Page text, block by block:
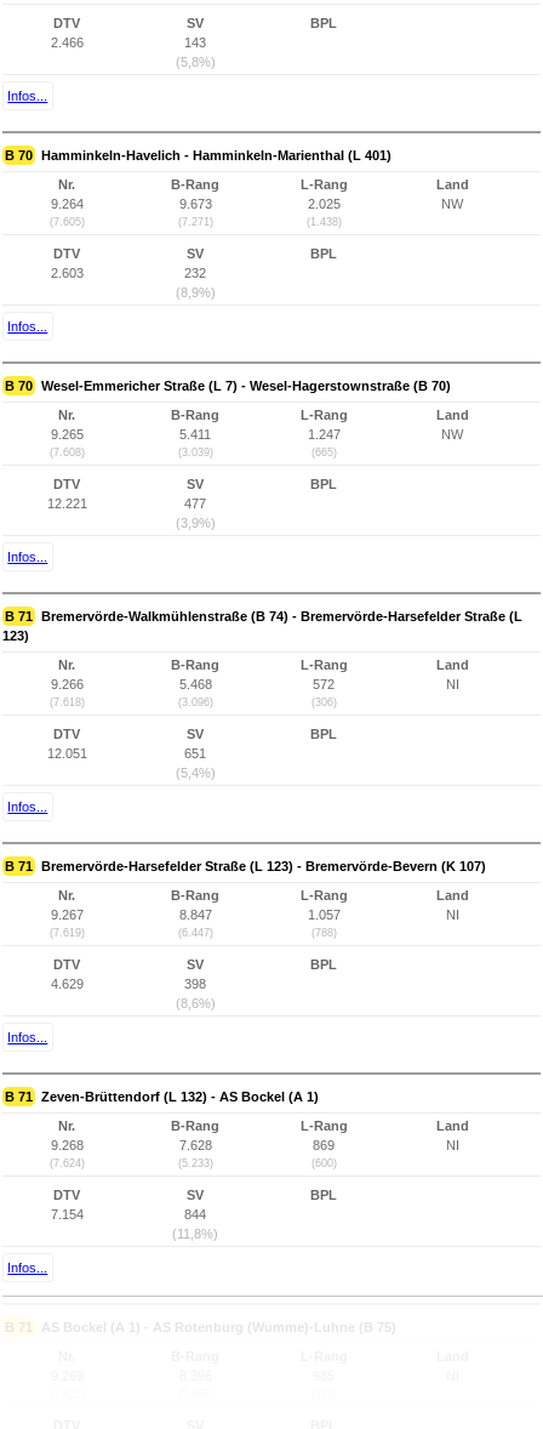
DTV
2.466
SV
143
(5,8%)
BPL
Infos...
B 70 Hamminkeln-Havelich - Hamminkeln-Marienthal (L 401)
Nr.
9.264
(7.605)
B-Rang
9.673
(7.271)
L-Rang
2.025
(1.438)
Land
NW
DTV
2.603
SV
232
(8,9%)
BPL
Infos...
B 70 Wesel-Emmericher Straße (L 7) - Wesel-Hagerstownstraße (B 70)
Nr.
9.265
(7.608)
B-Rang
5.411
(3.039)
L-Rang
1.247
(665)
Land
NW
DTV
12.221
SV
477
(3,9%)
BPL
Infos...
B 71 Bremervörde-Walkmühlenstraße (B 74) - Bremervörde-Harsefelder Straße (L
123)
Nr.
9.266
(7.618)
B-Rang
5.468
(3.096)
L-Rang
572
(306)
Land
NI
DTV
12.051
SV
651
(5,4%)
BPL
Infos...
B 71 Bremervörde-Harsefelder Straße (L 123) - Bremervörde-Bevern (K 107)
Nr.
9.267
(7.619)
B-Rang
8.847
(6.447)
L-Rang
1.057
(788)
Land
NI
DTV
4.629
SV
398
(8,6%)
BPL
Infos...
B 71 Zeven-Brüttendorf (L 132) - AS Bockel (A 1)
Nr.
9.268
(7.624)
B-Rang
7.628
(5.233)
L-Rang
869
(600)
Land
NI
DTV
7.154
SV
844
(11,8%)
BPL
Infos...
B 71 AS Bockel (A 1) - AS Rotenburg (Wümme)-Luhne (B 75)